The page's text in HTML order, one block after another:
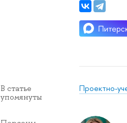
В статье
упомянуты
Проектно-